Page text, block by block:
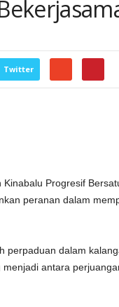
Twitter
Progresif
peranan dalam
perpaduan dalam
antara